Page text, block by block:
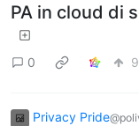
PA in cloud di
0 9
Privacy Pride